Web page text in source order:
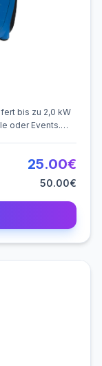
bis zu 2,0 kW
oder Events.
25.00€
50.00€